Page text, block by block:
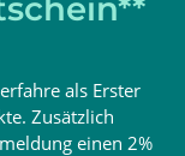
9174 043
als Erster
Zusätzlich
einen 2%